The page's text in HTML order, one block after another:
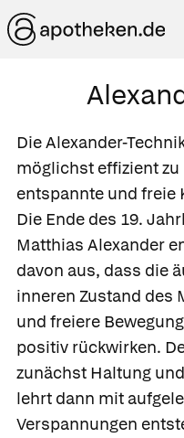
DieAlexander-
möglichst effizient zu
entspannte und freie
Die Ende des 19.
Matthias Alexander
davon aus, dass die
inneren Zustand des
und freiere
positiv rückwirken.
zunächst Haltung
lehrt dann mit
Verspannungen